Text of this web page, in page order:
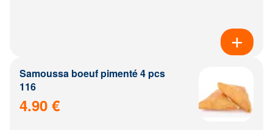
Samoussa boeuf pimenté 4 pcs
116
4.90 €